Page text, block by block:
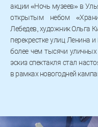
акции «Ночь музеев» в
открытым небом
Лебедев, художник Ольга
перекрестке улиц Ленина
более чем тысячи
эскиз спектакля стал
в рамках новогодней